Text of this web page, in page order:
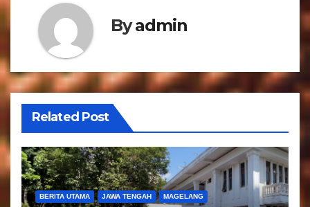
a
s
i
p
o
s
Byadmin
Related Post
BERITA UTAMA JAWA TENGAH MAGELANG